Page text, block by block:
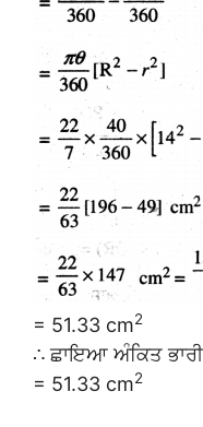
= 51.33 cm2
∴ ਛਾਇਆ ਅੰਕਿਤ
= 51.33 cm2